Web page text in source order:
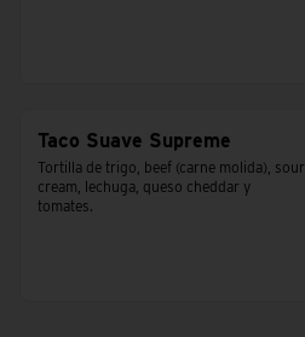
Taco Suave Supreme
Tortilla de trigo, beef (carne molida), sour
cream, lechuga, queso cheddar y
tomates.